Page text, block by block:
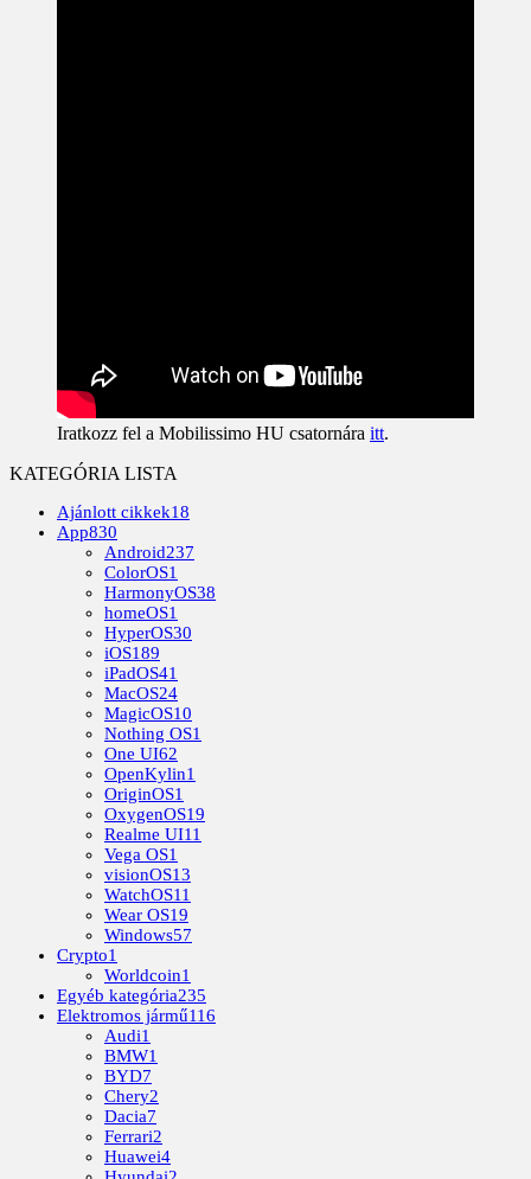
Iratkozz fel a Mobilissimo HU csatornára itt.
KATEGÓRIA LISTA
Ajánlott cikkek18
App830
Android237
ColorOS1
HarmonyOS38
homeOS1
HyperOS30
iOS189
iPadOS41
MacOS24
MagicOS10
Nothing OS1
One UI62
OpenKylin1
OriginOS1
OxygenOS19
Realme UI11
Vega OS1
visionOS13
WatchOS11
Wear OS19
Windows57
Crypto1
Worldcoin1
Egyéb kategória235
Elektromos jármű116
Audi1
BMW1
BYD7
Chery2
Dacia7
Ferrari2
Huawei4